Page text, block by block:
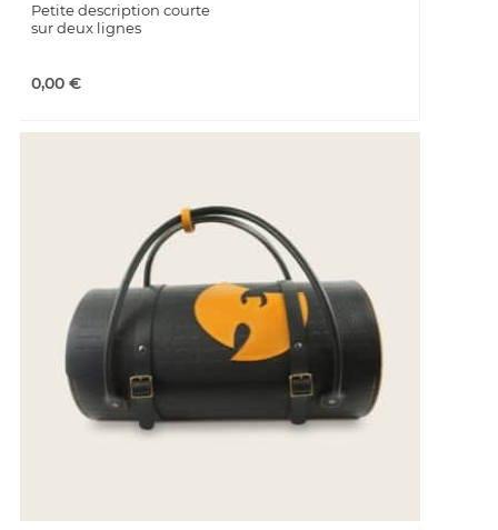
Petite description courte
sur deux lignes
0,00 €